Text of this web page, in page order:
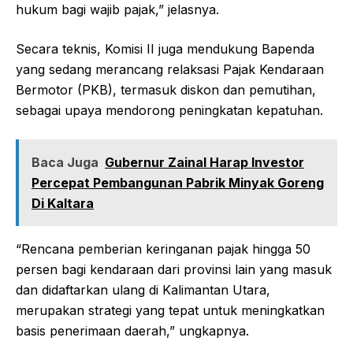
hukum bagi wajib pajak,” jelasnya.
Secara teknis, Komisi II juga mendukung Bapenda
yang sedang merancang relaksasi Pajak Kendaraan
Bermotor (PKB), termasuk diskon dan pemutihan,
sebagai upaya mendorong peningkatan kepatuhan.
Baca Juga Gubernur Zainal Harap Investor
Percepat Pembangunan Pabrik Minyak Goreng
Di Kaltara
“Rencana pemberian keringanan pajak hingga 50
persen bagi kendaraan dari provinsi lain yang masuk
dan didaftarkan ulang di Kalimantan Utara,
merupakan strategi yang tepat untuk meningkatkan
basis penerimaan daerah,” ungkapnya.